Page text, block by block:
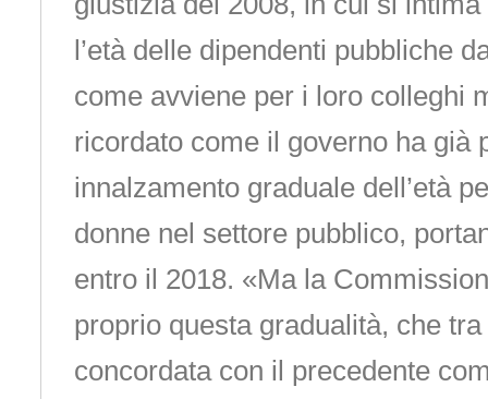
l’età delle dipendenti pubbliche
come avviene per i loro colleghi
ricordato come il governo ha già
innalzamento graduale dell’età
donne nel settore pubblico,
entro il 2018. «Ma la
proprio questa gradualità, che tra
concordata con il precedente